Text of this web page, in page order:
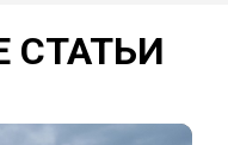
СТАТЬИ